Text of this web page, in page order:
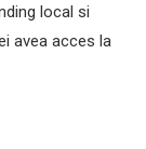
local si
avea acces la